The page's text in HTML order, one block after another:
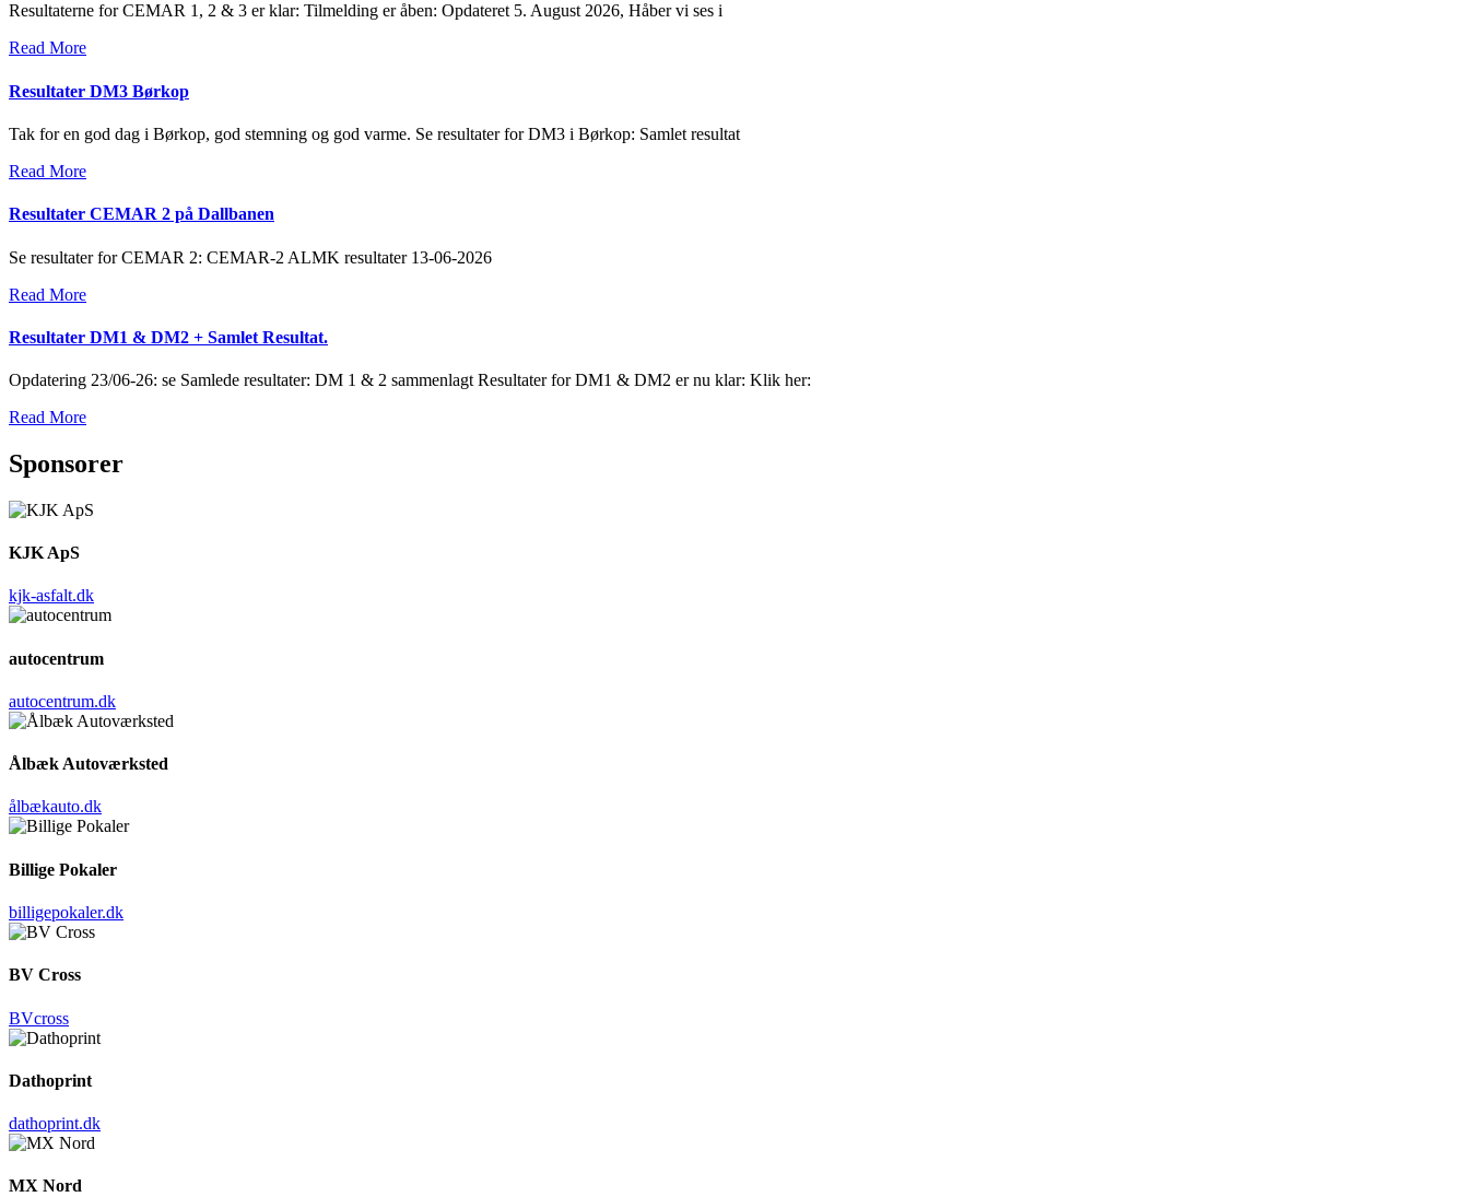
Resultaterne for CEMAR 1, 2 & 3 er klar: Tilmelding er åben: Opdateret 5. August 2026, Håber vi ses i
Read More
Resultater DM3 Børkop
Tak for en god dag i Børkop, god stemning og god varme. Se resultater for DM3 i Børkop: Samlet resultat
Read More
Resultater CEMAR 2 på Dallbanen
Se resultater for CEMAR 2: CEMAR-2 ALMK resultater 13-06-2026
Read More
Resultater DM1 & DM2 + Samlet Resultat.
Opdatering 23/06-26: se Samlede resultater: DM 1 & 2 sammenlagt Resultater for DM1 & DM2 er nu klar: Klik her:
Read More
Sponsorer
KJK ApS
kjk-asfalt.dk
autocentrum
autocentrum.dk
Ålbæk Autoværksted
ålbækauto.dk
Billige Pokaler
billigepokaler.dk
BV Cross
BVcross
Dathoprint
dathoprint.dk
MX Nord